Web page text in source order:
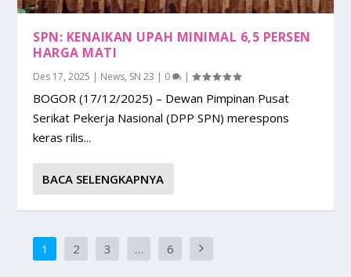
SPN: KENAIKAN UPAH MINIMAL 6,5 PERSEN
HARGA MATI
Des 17, 2025 | News, SN 23 | 0 |
BOGOR (17/12/2025) – Dewan Pimpinan Pusat
Serikat Pekerja Nasional (DPP SPN) merespons
keras rilis...
BACA SELENGKAPNYA
1 2 3 … 6